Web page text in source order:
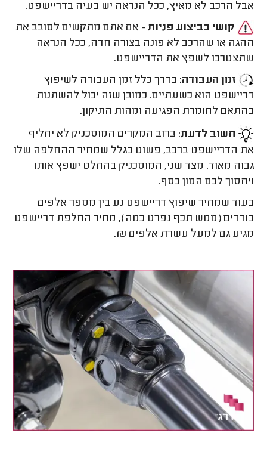
אבל הרכב לא מאיץ, ככל הנראה יש בעיה בדריישפט.
קושי בביצוע פניות - אם אתם מתקשים לסובב את
ההגה או שהרכב לא פונה בצורה חדה, ככל הנראה
שתצטרכו לשפץ את הדריישפט.
זמן העבודה: בדרך כלל זמן העבודה לשיפוץ
דריישפט הוא כשעתיים. כמובן שזה יכול להשתנות
בהתאם לחומרת הפגיעה ומהות התיקון.
חשוב לדעת: ברוב המקרים המוסכניק לא יחליף
את הדריישפט ברכב, פשוט בגלל שמחיר ההחלפה שלו
גבוה מאוד. מצד שני, המוסכניק בהחלט ישפץ אותו
ויחסוך לכם המון כסף.
בעוד שמחיר שיפוץ דריישפט נע בין מספר אלפים
בודדים (ממש תכף נפרט כמה), מחיר החלפת דריישפט
מגיע גם למעל עשרת אלפים ₪.